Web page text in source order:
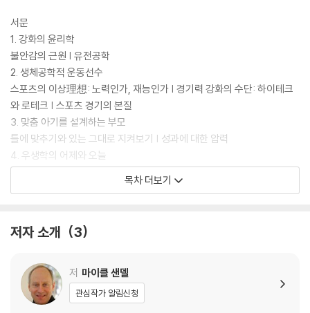
다고 말한다. 밝은 전망은 인간을 괴롭히는 다양한 질병의 치료와 예방의
길을 열어준다는 것이고, 어두운 우려는 우리의 유전적 특성을 마음대로
조작할 수 있을지도 모른다는 것이다. 샌델은 인간 복제, 근육·신장·기억력
강화 약물 복용, 줄기세포 연구 등 유전공학의 다양한 이슈들에 대해 어떠
한 윤리적 입장을 취해야 할지 더 이상 그 결정을 미룰 수 없다고 강조한다.
그리고 생명윤리를 둘러싼 다양한 도덕적 난제들을 제시하면서, 인간 생명
의 근원을 재설계하는 것이 과연 옳은지에 관한 도덕적 판단을 촉구한다.
새로운 국면을 맞이한 생명과학 시대, 삶과 생명에 대해 우리가 갖춰야 할
올바른 가치와 미덕은 무엇일까?
“이 문제와 씨름하려면, 현대사회에서 거의 간과되고 있는 문제들을 마주
신학의 영역에 가깝기 때문에 현대의 철학자들과 정치학자들은 기피하려
상 그런 문제를 외면할 수가 없다.” (본문 중에서)
샌델은 조지 W. 부시 대통령 시절인 2002년부터 4년간 ‘미국 생명윤리
서문
1. 강화의 윤리학
불안감의 근원 | 유전공학
2. 생체공학적 운동선수
스포츠의 이상理想: 노력인가, 재능인가 | 경기력 강화의 수단: 하이테크
와 로테크 | 스포츠 경기의 본질
3. 맞춤 아기를 설계하는 부모
틀에 맞추기와 있는 그대로 지켜보기 | 성과에 대한 압력
4. 우생학의 어제와 오늘
과거의 우생학 | 자유시장 우생학 | 자유주의 우생학
해제
목차 더보기
저자 소개 3
저 마이클 샌델
관심작가 알림신청